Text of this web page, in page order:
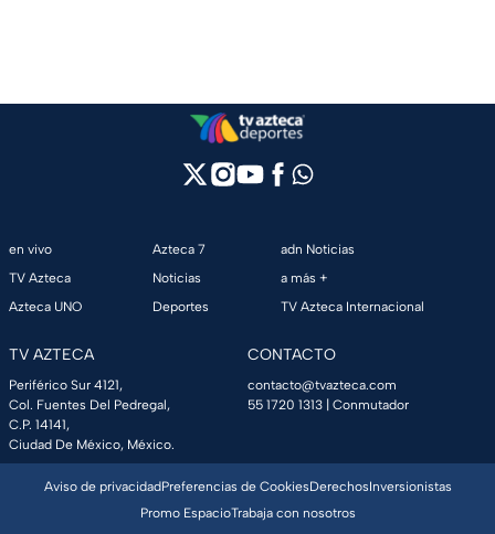
en vivo
TV Azteca
Azteca UNO
Azteca 7
Noticias
Deportes
adn Noticias
a más +
TV Azteca Internacional
TV AZTECA
Periférico Sur 4121,
Col. Fuentes Del Pedregal,
C.P. 14141,
Ciudad De México, México.
CONTACTO
contacto@tvazteca.com
55 1720 1313 | Conmutador
Aviso de privacidadPreferencias de CookiesDerechosInversionistas
Promo EspacioTrabaja con nosotros